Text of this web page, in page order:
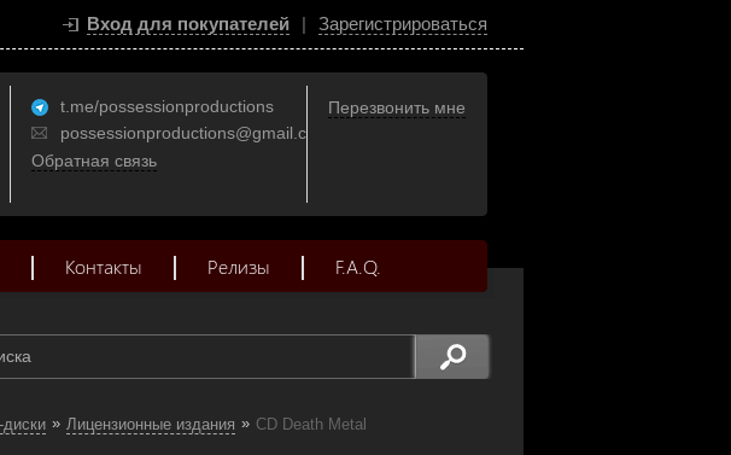
Вход для покупателей | Зарегистрироваться
t.me/possessionproductions
possessionproductions@gmail.com
Обратная связь
Перезвонить мне
Контакты Релизы F.A.Q.
диски » Лицензионные издания » CD Death Metal